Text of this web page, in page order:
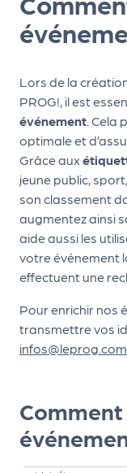
Lors de la
PROG!, il est
événement .
optimale et
Grâce aux
jeune public,
son classement
augmentez ainsi
aide aussi les
votre événement
effectuent une
Pour enrichir nos
transmettre vos
infos@leprog.com
ns
PR
O
G!
PR
O
G!
Le
Ma
g
Sui
vr
e
O
G!